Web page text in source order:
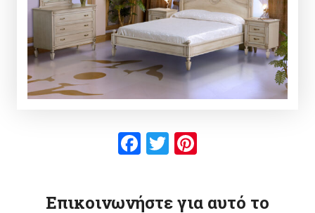
Facebook
Twitter
Επικοινωνήστε για αυτό το